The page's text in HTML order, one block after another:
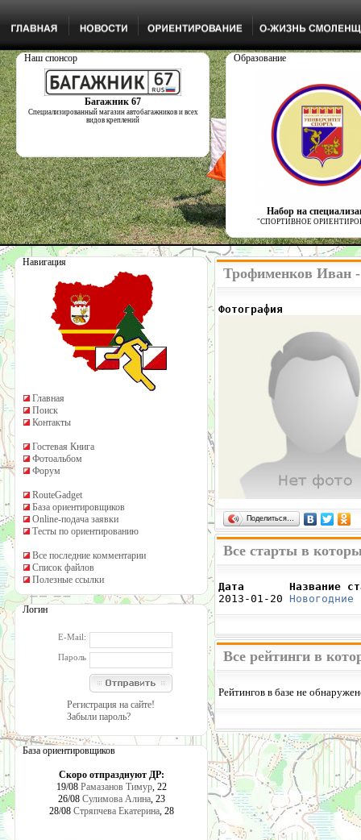
Наш спонсор
Багажник 67
Специализированный магазин автобагажников и всех
видов креплений
Образование
Набор на
"СПОРТИВНОЕ
Навигация
Главная
Поиск
Контакты
Гостевая Книга
Фотоальбом
Форум
RouteGadget
База ориентировщиков
Online-подача заявки
Тесты по ориентированию
Все последние комментарии
Список файлов
Полезные ссылки
Логин
E-Mail:
Пароль
Регистрация на сайте!
Забыли пароль?
База ориентировщиков
Скоро отпразднуют ДР:
19/08 Рамазанов Тимур, 22
26/08 Сулимова Алина, 23
28/08 Стряпчева Екатерина, 28
Трофименков Иван
Фотография
Поделиться…
Все старты в
Дата       Название
2013-01-20
Все рейтинги в
Рейтингов в базе не